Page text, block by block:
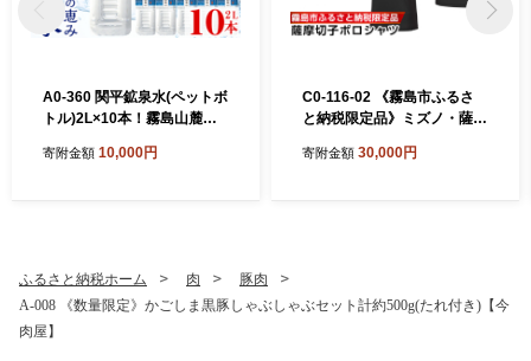
A0-360 関平鉱泉水(ペットボ
トル)2L×10本！霧島山麓の
水♪美容と健康のミネラル成
寄附金額 10,000円
C0-116-02 《霧島市ふるさ
と納税限定品》ミズノ・薩摩
ク・M)【ミズノ】 日本製 国
寄附金額 30,000円
ふるさと納税ホーム 肉
豚肉
A-008 《数量限定》かごしま黒豚しゃぶしゃぶセット計約500g(たれ付き)【今
肉屋】